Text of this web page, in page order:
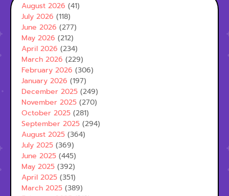
August 2026 (41)
July 2026 (118)
June 2026 (277)
May 2026 (212)
April 2026 (234)
March 2026 (229)
February 2026 (306)
January 2026 (197)
December 2025 (249)
November 2025 (270)
October 2025 (281)
September 2025 (294)
August 2025 (364)
July 2025 (369)
June 2025 (445)
May 2025 (392)
April 2025 (351)
March 2025 (389)